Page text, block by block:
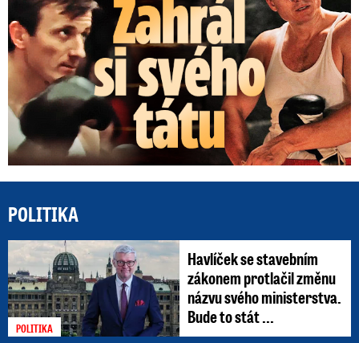
POLITIKA
POLITIKA
Havlíček se stavebním
zákonem protlačil změnu
názvu svého ministerstva.
Bude to stát ...